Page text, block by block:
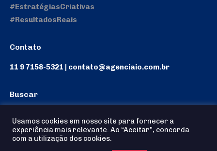
#EstratégiasCriativas
#ResultadosReais
Contato
11 9 7158-5321 | contato@agenciaio.com.br
Buscar
Usamos cookies em nosso site para fornecer a
experiência mais relevante. Ao “Aceitar”, concorda
com a utilização dos cookies.